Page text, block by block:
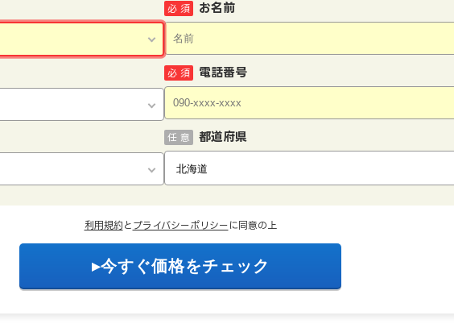
お名前
必 須
電話番号
必 須
都道府県
任 意
利用規約 と プライバシーポリシー に同意の上